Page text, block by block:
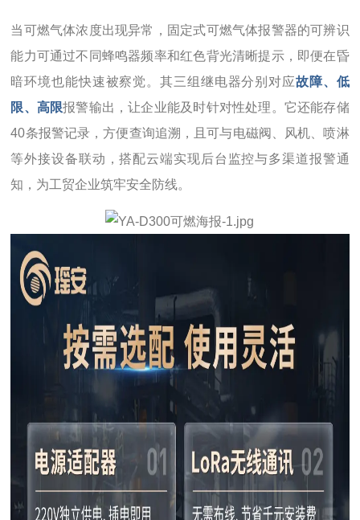
当可燃气体浓度出现异常，固定式可燃气体报警器的可辨识
能力可通过不同蜂鸣器频率和红色背光清晰提示，即便在昏
暗环境也能快速被察觉。其三组继电器分别对应故障、低
限、高限报警输出，让企业能及时针对性处理。它还能存储
40条报警记录，方便查询追溯，且可与电磁阀、风机、喷淋
等外接设备联动，搭配云端实现后台监控与多渠道报警通
知，为工贸企业筑牢安全防线。